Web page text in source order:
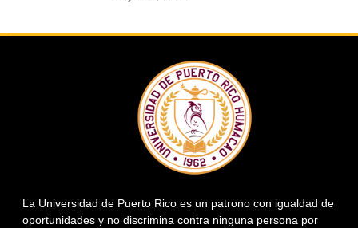
La Universidad de Puerto Rico es un patrono con igualdad de
oportunidades y no discrimina contra ninguna persona por